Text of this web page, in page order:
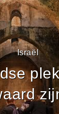
Israël